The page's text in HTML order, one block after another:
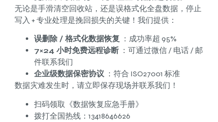
无论是手滑清空回收站，还是误格式化全盘数据，停止
写入 + 专业处理是挽回损失的关键！我们提供：
误删除 / 格式化数据恢复 ：成功率超 95%
7×24 小时免费远程诊断 ：可通过微信 / 电话 / 邮
件联系我们
企业级数据保密协议 ：符合 ISO27001 标准
数据灾难发生时，请立即保存现场并联系我们！
扫码领取《数据恢复应急手册》
拨打全国热线：13418646626